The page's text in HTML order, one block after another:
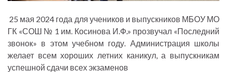
25 мая 2024 года для учеников и выпускников МБОУ МО
ГК «СОШ № 1 им. Косинова И.Ф.» прозвучал «Последний
звонок» в этом учебном году. Администрация школы
желает всем хороших летних каникул, а выпускникам
успешной сдачи всех экзаменов